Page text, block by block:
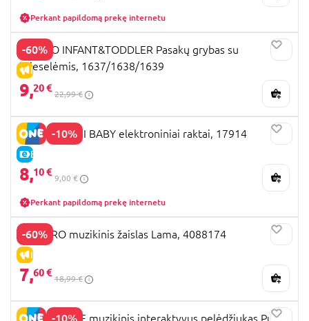
Perkant papildomą prekę internetu
-60%
IŠPARDAVIMAS
PLAYGO INFANT&TODDLER Pasakų grybas su
švieselėmis, 1637/1638/1639
9,20 €
22,99 €
-10%
E-KAINA
CLEMENTONI BABY elektroniniai raktai, 17914
8,10 €
9,00 €
Perkant papildomą prekę internetu
-60%
IŠPARDAVIMAS
PLAYGRO muzikinis žaislas Lama, 4088174
7,60 €
18,99 €
-10%
FISHER-PRICE muzikinis,interaktyvus pelėdžiukas Pupū,